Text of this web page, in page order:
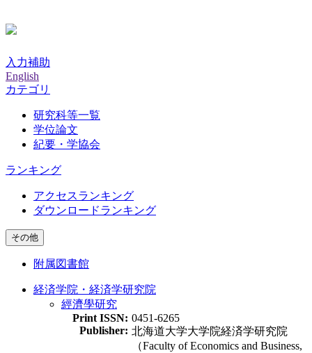
入力補助
English
カテゴリ
研究科等一覧
学位論文
紀要・学協会
ランキング
アクセスランキング
ダウンロードランキング
その他
附属図書館
経済学院・経済学研究院
經濟學研究
Print ISSN: 0451-6265
Publisher: 北海道大学大学院経済学研究院
（Faculty of Economics and Business,